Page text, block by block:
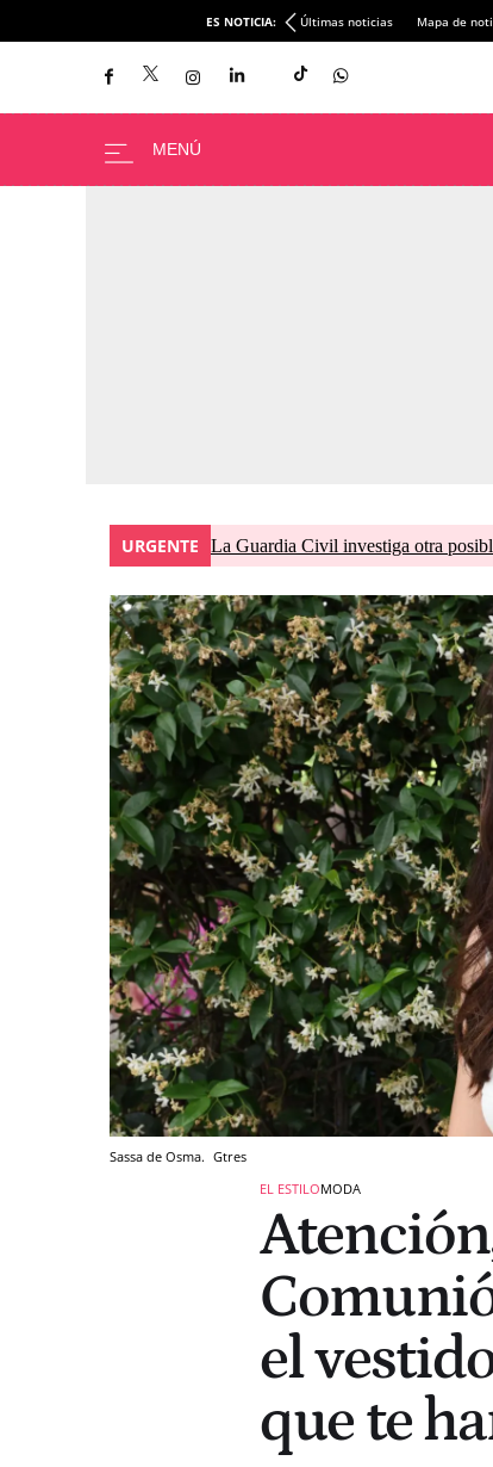
ES NOTICIA: Últimas noticias Mapa de
URGENTE La Guardia Civil investiga otra
Sassa de Osma. Gtres
EL ESTILOMODA
el
que te